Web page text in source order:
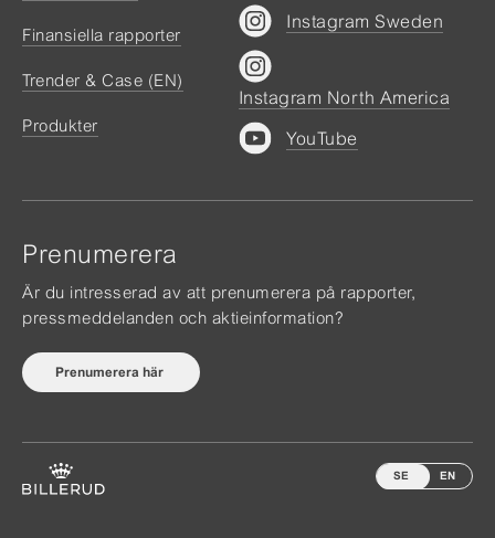
Finansiella rapporter
Trender & Case (EN)
Produkter
Prenumerera
Är du intresserad av att prenumerera på rapporter,
pressmeddelanden och aktieinformation?
Prenumerera här
Instagram Sweden
Instagram North America
YouTube
SE EN